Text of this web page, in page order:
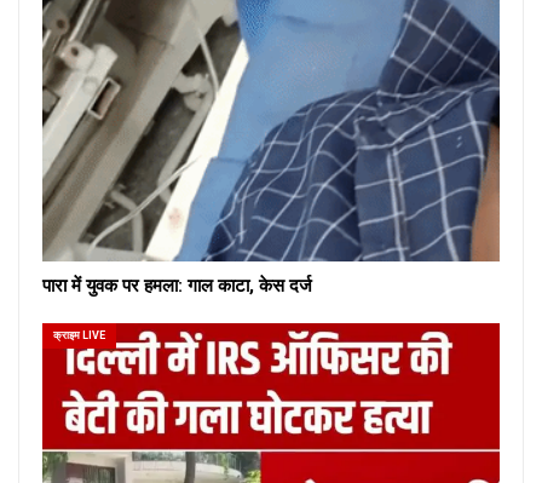
पारा में युवक पर हमला: गाल काटा, केस दर्ज
क्राइम LIVE